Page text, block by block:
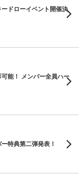
ドローイベント開催決
能！ メンバー全員ハー
特典第二弾発表！